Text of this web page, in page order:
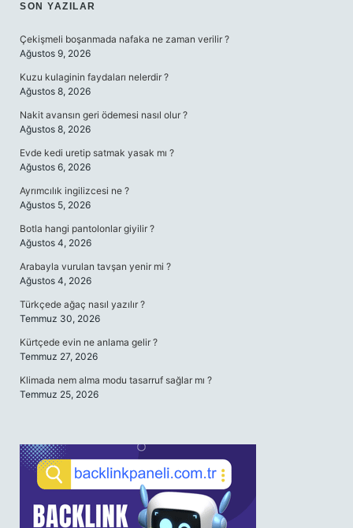
SIDEBAR
SON YAZILAR
Çekişmeli boşanmada nafaka ne zaman verilir ?
Ağustos 9, 2026
Kuzu kulaginin faydaları nelerdir ?
Ağustos 8, 2026
Nakit avansın geri ödemesi nasıl olur ?
Ağustos 8, 2026
Evde kedi uretip satmak yasak mı ?
Ağustos 6, 2026
Ayrımcılık ingilizcesi ne ?
Ağustos 5, 2026
Botla hangi pantolonlar giyilir ?
Ağustos 4, 2026
Arabayla vurulan tavşan yenir mi ?
Ağustos 4, 2026
Türkçede ağaç nasıl yazılır ?
Temmuz 30, 2026
Kürtçede evin ne anlama gelir ?
Temmuz 27, 2026
Klimada nem alma modu tasarruf sağlar mı ?
Temmuz 25, 2026